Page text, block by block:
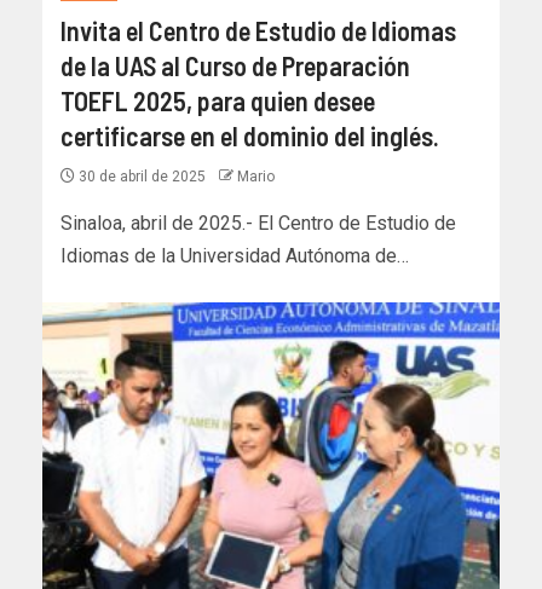
Invita el Centro de Estudio de Idiomas
de la UAS al Curso de Preparación
TOEFL 2025, para quien desee
certificarse en el dominio del inglés.
30 de abril de 2025 Mario
Sinaloa, abril de 2025.- El Centro de Estudio de
Idiomas de la Universidad Autónoma de…